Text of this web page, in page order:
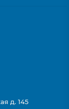
д. 145